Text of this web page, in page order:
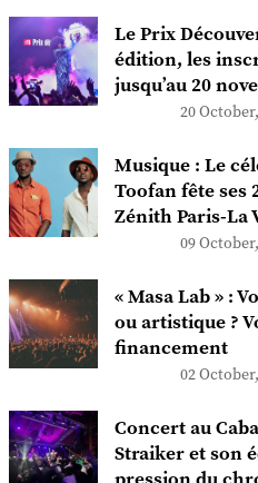
Le Prix
édition, les
jusqu’au 20
20
Musique : Le
Toofan fête ses
Zénith Paris-La
09
« Masa Lab » :
ou artistique ?
financement
02
Concert au
Straiker et son